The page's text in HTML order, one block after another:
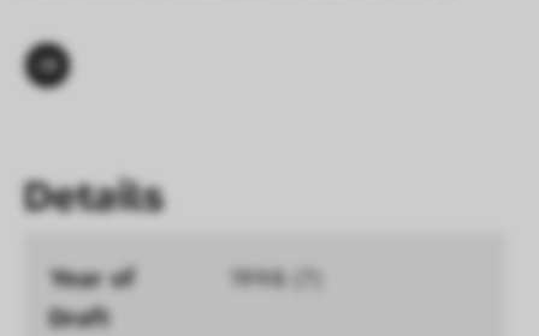
Details
Year of
Draft
1998 (?)